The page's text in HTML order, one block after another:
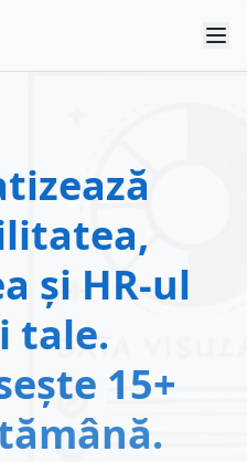
și HR-ul
tale.
15+